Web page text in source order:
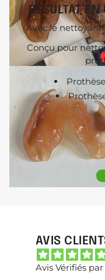
RÉSULTAT
Avec le nettoyant
Conçu pour
AVIS
Avis Vérifiés